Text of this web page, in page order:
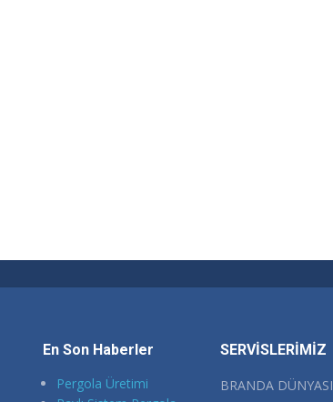
En Son Haberler
Pergola Üretimi
SERVİSLERİMİZ
BRANDA DÜNYASI